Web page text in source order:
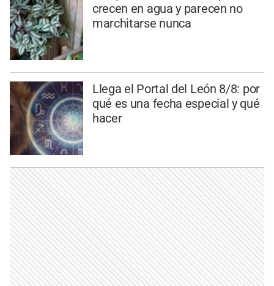
crecen en agua y parecen no
marchitarse nunca
Llega el Portal del León 8/8: por
qué es una fecha especial y qué
hacer